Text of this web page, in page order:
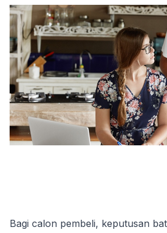
Bagi calon pembeli, keputusan